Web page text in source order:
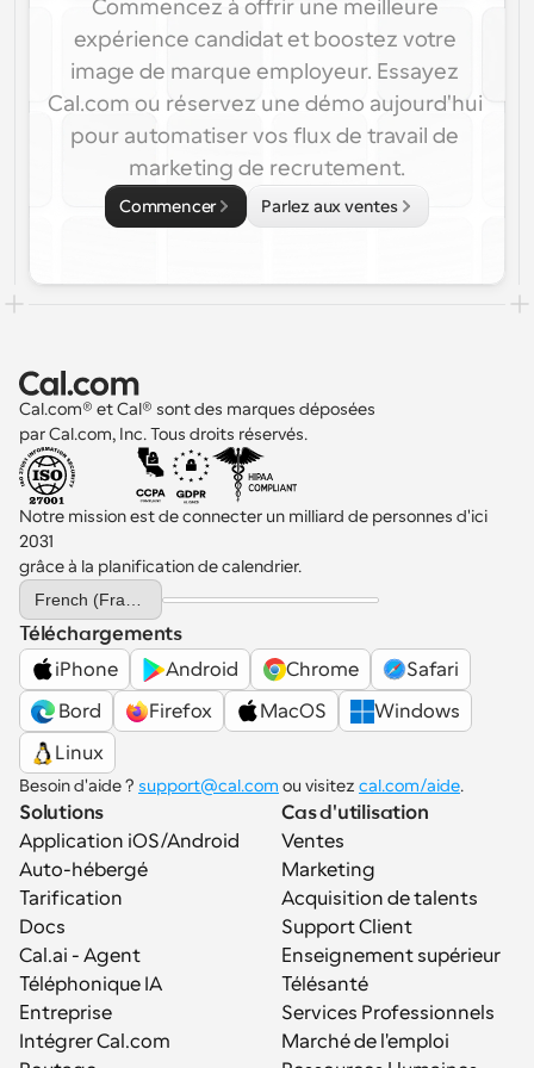
Commencez à offrir une meilleure
expérience candidat et boostez votre
image de marque employeur. Essayez
Cal.com ou réservez une démo aujourd'hui
pour automatiser vos flux de travail de
marketing de recrutement.
Commencer Parlez aux ventes
Cal.com® et Cal® sont des marques déposées
par Cal.com, Inc. Tous droits réservés.
Notre mission est de connecter un milliard de personnes d'ici
2031
grâce à la planification de calendrier.
Select Language
Téléchargements
iPhone
Android Chrome
Safari
Bord
Firefox MacOS
Windows
Linux
Besoin d'aide ? support@cal.com ou visitez cal.com/aide.
Solutions
Application iOS/Android
Auto-hébergé
Tarification
Docs
Cal.ai - Agent
Téléphonique IA
Entreprise
Intégrer Cal.com
Cas d'utilisation
Ventes
Marketing
Acquisition de talents
Support Client
Enseignement supérieur
Télésanté
Services Professionnels
Marché de l'emploi